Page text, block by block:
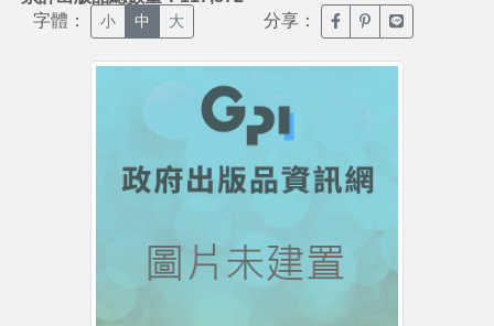
字體： 小 中 大 分享： 臉書分享(另開新視窗)
噗浪分享(另開新
Line分享(另